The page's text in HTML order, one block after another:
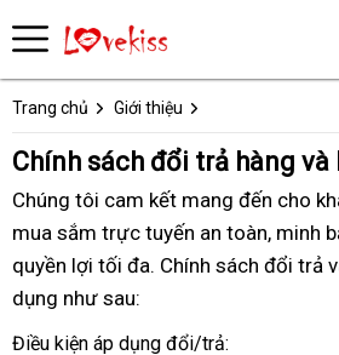
Trang chủ Giới thiệu
Chính sách đổi trả hàng
Chúng tôi cam kết mang đến cho
mua sắm trực tuyến an toàn, minh
quyền lợi tối đa. Chính sách đổi trả
dụng như sau:
Điều kiện áp dụng đổi/trả: